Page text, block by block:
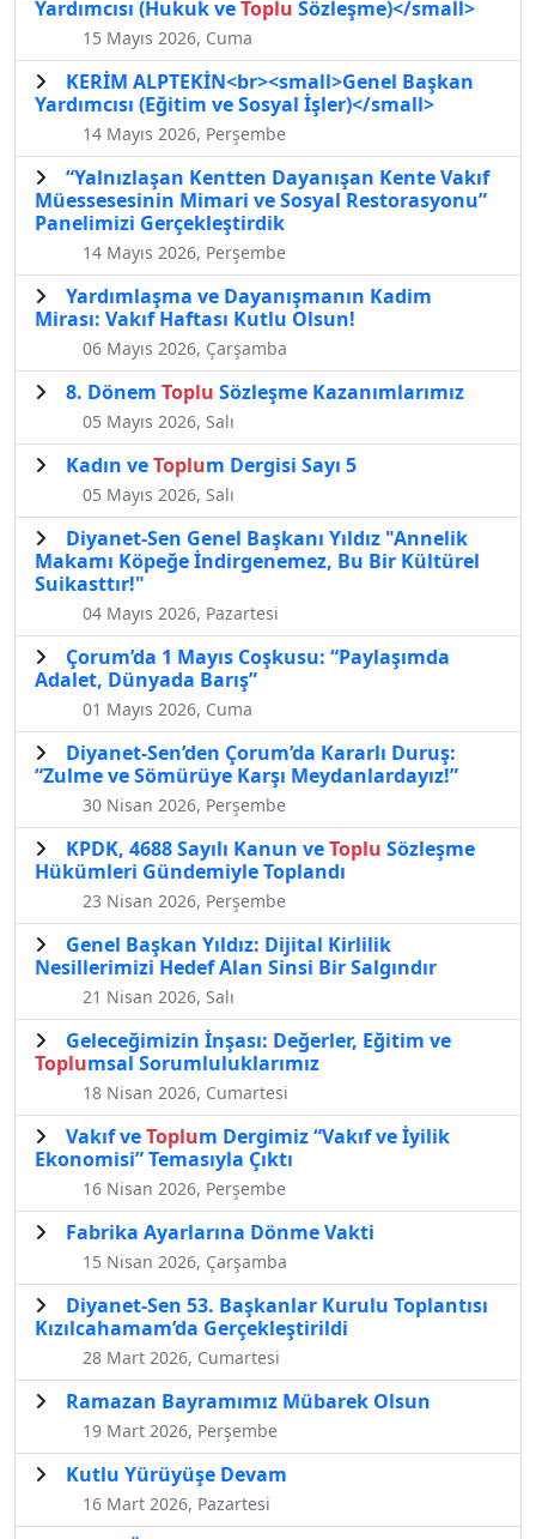
Yardımcısı (Hukuk veToplu Sözleşme)</small>
15 Mayıs 2026, Cuma
KERİM ALPTEKİN<br><small>Genel Başkan
Yardımcısı (Eğitim ve Sosyal İşler)</small>
14 Mayıs 2026, Perşembe
“Yalnızlaşan Kentten Dayanışan Kente Vakıf
Müessesesinin Mimari ve Sosyal Restorasyonu”
Panelimizi Gerçekleştirdik
14 Mayıs 2026, Perşembe
Yardımlaşma ve Dayanışmanın Kadim
Mirası: Vakıf Haftası Kutlu Olsun!
06 Mayıs 2026, Çarşamba
8. Dönem Toplu Sözleşme Kazanımlarımız
05 Mayıs 2026, Salı
Kadın veToplum Dergisi Sayı 5
05 Mayıs 2026, Salı
Diyanet-Sen Genel Başkanı Yıldız "Annelik
Makamı Köpeğe İndirgenemez, Bu Bir Kültürel
Suikasttır!"
04 Mayıs 2026, Pazartesi
Çorum’da 1 Mayıs Coşkusu: “Paylaşımda
Adalet, Dünyada Barış”
01 Mayıs 2026, Cuma
Diyanet-Sen’den Çorum’da Kararlı Duruş:
“Zulme ve Sömürüye Karşı Meydanlardayız!”
30 Nisan 2026, Perşembe
KPDK, 4688 Sayılı Kanun veToplu Sözleşme
Hükümleri Gündemiyle Toplandı
23 Nisan 2026, Perşembe
Genel Başkan Yıldız: Dijital Kirlilik
Nesillerimizi Hedef Alan Sinsi Bir Salgındır
21 Nisan 2026, Salı
Geleceğimizin İnşası: Değerler, Eğitim ve
Toplumsal Sorumluluklarımız
18 Nisan 2026, Cumartesi
Vakıf veToplum Dergimiz “Vakıf ve İyilik
Ekonomisi” Temasıyla Çıktı
16 Nisan 2026, Perşembe
Fabrika Ayarlarına Dönme Vakti
15 Nisan 2026, Çarşamba
Diyanet-Sen 53. Başkanlar Kurulu Toplantısı
Kızılcahamam’da Gerçekleştirildi
28 Mart 2026, Cumartesi
Ramazan Bayramımız Mübarek Olsun
19 Mart 2026, Perşembe
Kutlu Yürüyüşe Devam
16 Mart 2026, Pazartesi